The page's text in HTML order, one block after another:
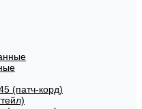
(патч-корд)